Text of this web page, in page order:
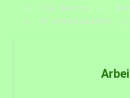
CSD-Service
HF Arbeitswelten